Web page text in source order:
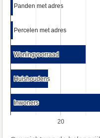
20
Panden met adres
Panden met adres
Percelen met adres
Percelen met adres
Woningvoorraad
Woningvoorraad
Huishoudens
Huishoudens
Inwoners
Inwoners